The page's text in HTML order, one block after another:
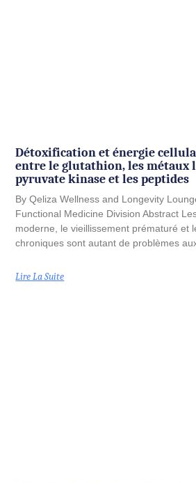
Détoxification et énergie
entre le glutathion, les métaux
pyruvate kinase et les peptides
By Qeliza Wellness and Longevity
Functional Medicine Division Abstract
moderne, le vieillissement prématuré et
chroniques sont autant de problèmes
Lire La Suite